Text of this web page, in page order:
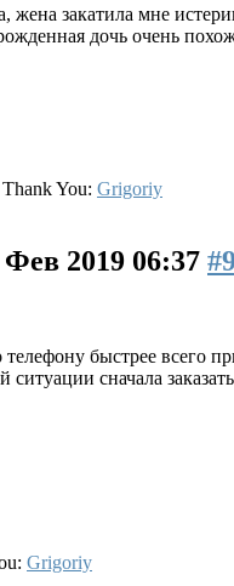
закатила мне
дочь очень
You: Grigoriy
Фев 2019 06:37
быстрее всего
ситуации сначала
Grigoriy